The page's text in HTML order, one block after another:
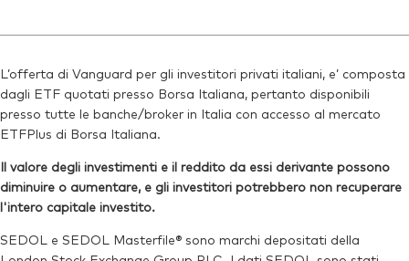
Reuters:VRVG.L
SEDOL:BVYDFQ2
Ticker di borsa:VRVG
ISIN:IE000US24HF4
Reuters:VRVA.L
SEDOL: BVYDFP1
Ticker di borsa:VRVA
L’offerta di Vanguard per gli investitori privati italiani, e’ composta
dagli ETF quotati presso Borsa Italiana, pertanto disponibili
presso tutte le banche/broker in Italia con accesso al mercato
ETFPlus di Borsa Italiana.
Il valore degli investimenti e il reddito da essi derivante possono
diminuire o aumentare, e gli investitori potrebbero non recuperare
l'intero capitale investito.
SEDOL e SEDOL Masterfile® sono marchi depositati della